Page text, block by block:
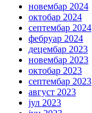
новембар 2024
октобар 2024
септембар 2024
фебруар 2024
децембар 2023
новембар 2023
октобар 2023
септембар 2023
август 2023
јул 2023